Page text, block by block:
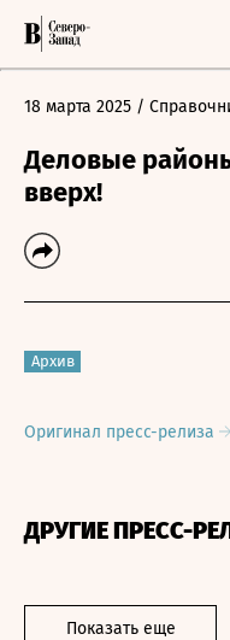
18 марта 2025 /
Деловые
вверх!
Архив
Оригинал пресс-релиза
ДРУГИЕ ПРЕСС-
Показать еще